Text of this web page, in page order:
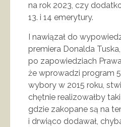
na rok 2023, czy
13. i 14 emerytury.
I nawiązał do
premiera Donalda
po zapowiedziach
że wprowadzi program
wybory w 2015 roku,
chętnie realizowałby
gdzie zakopane są na
i drwiąco dodawał,